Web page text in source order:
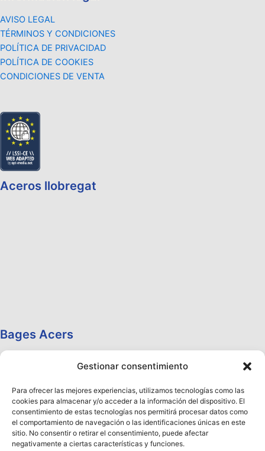
Gestionar consentimiento
Para ofrecer las mejores experiencias, utilizamos tecnologías como las
cookies para almacenar y/o acceder a la información del dispositivo. El
consentimiento de estas tecnologías nos permitirá procesar datos como
el comportamiento de navegación o las identificaciones únicas en este
sitio. No consentir o retirar el consentimiento, puede afectar
negativamente a ciertas características y funciones.
AVISO LEGAL
TÉRMINOS Y CONDICIONES
POLÍTICA DE PRIVACIDAD
POLÍTICA DE COOKIES
CONDICIONES DE VENTA
Aceros llobregat
Bages Acers